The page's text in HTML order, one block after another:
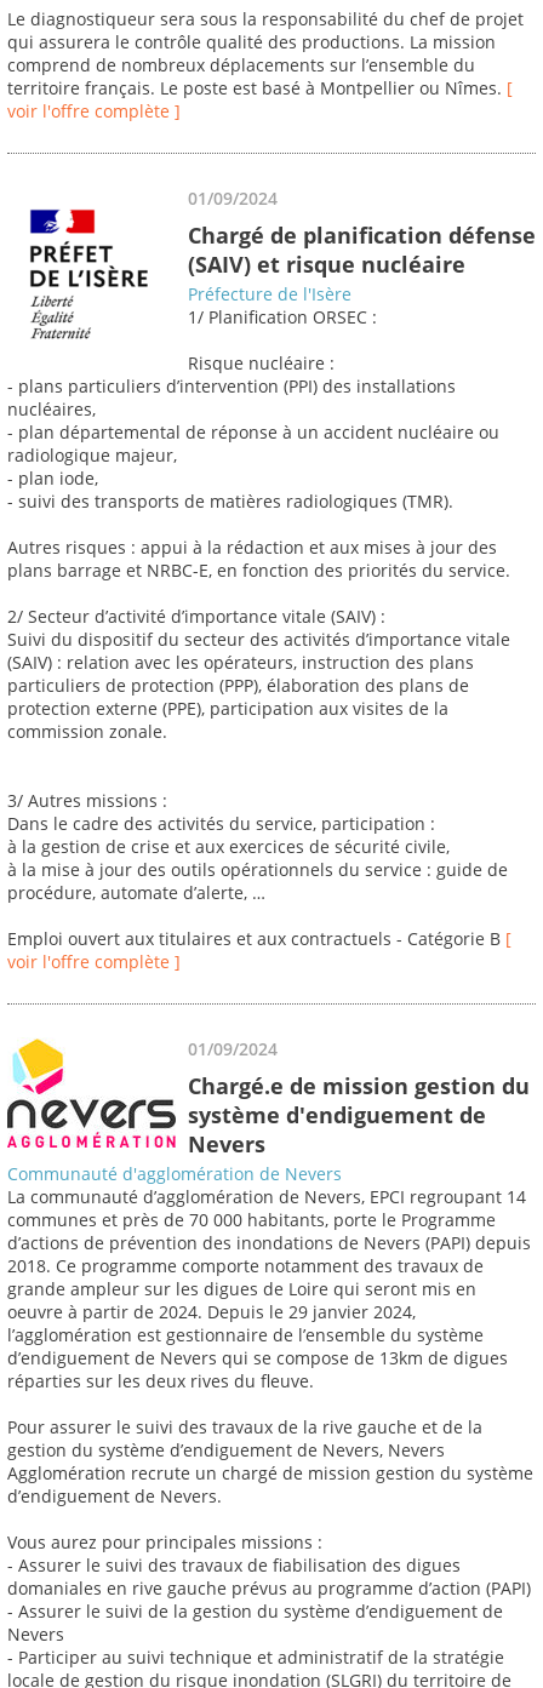
Le diagnostiqueur sera sous la responsabilité du chef de projet
qui assurera le contrôle qualité des productions. La mission
comprend de nombreux déplacements sur l’ensemble du
territoire français. Le poste est basé à Montpellier ou Nîmes. [
voir l'offre complète ]
01/09/2024
Chargé de planification défense
(SAIV) et risque nucléaire
Préfecture de l'Isère
1/ Planification ORSEC :
Risque nucléaire :
- plans particuliers d’intervention (PPI) des installations
nucléaires,
- plan départemental de réponse à un accident nucléaire ou
radiologique majeur,
- plan iode,
- suivi des transports de matières radiologiques (TMR).
Autres risques : appui à la rédaction et aux mises à jour des
plans barrage et NRBC-E, en fonction des priorités du service.
2/ Secteur d’activité d’importance vitale (SAIV) :
Suivi du dispositif du secteur des activités d’importance vitale
(SAIV) : relation avec les opérateurs, instruction des plans
particuliers de protection (PPP), élaboration des plans de
protection externe (PPE), participation aux visites de la
commission zonale.
3/ Autres missions :
Dans le cadre des activités du service, participation :
à la gestion de crise et aux exercices de sécurité civile,
à la mise à jour des outils opérationnels du service : guide de
procédure, automate d’alerte, …
Emploi ouvert aux titulaires et aux contractuels - Catégorie B [
voir l'offre complète ]
01/09/2024
Chargé.e de mission gestion du
système d'endiguement de
Nevers
Communauté d'agglomération de Nevers
La communauté d’agglomération de Nevers, EPCI regroupant 14
communes et près de 70 000 habitants, porte le Programme
d’actions de prévention des inondations de Nevers (PAPI) depuis
2018. Ce programme comporte notamment des travaux de
grande ampleur sur les digues de Loire qui seront mis en
oeuvre à partir de 2024. Depuis le 29 janvier 2024,
l’agglomération est gestionnaire de l’ensemble du système
d’endiguement de Nevers qui se compose de 13km de digues
réparties sur les deux rives du fleuve.
Pour assurer le suivi des travaux de la rive gauche et de la
gestion du système d’endiguement de Nevers, Nevers
Agglomération recrute un chargé de mission gestion du système
d’endiguement de Nevers.
Vous aurez pour principales missions :
- Assurer le suivi des travaux de fiabilisation des digues
domaniales en rive gauche prévus au programme d’action (PAPI)
- Assurer le suivi de la gestion du système d’endiguement de
Nevers
- Participer au suivi technique et administratif de la stratégie
locale de gestion du risque inondation (SLGRI) du territoire de